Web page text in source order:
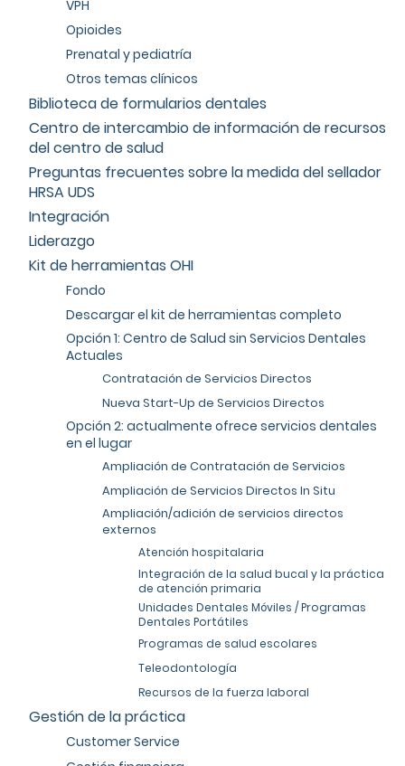
VPH
Opioides
Prenatal y pediatría
Otros temas clínicos
Biblioteca de formularios dentales
Centro de intercambio de información de recursos
del centro de salud
Preguntas frecuentes sobre la medida del sellador
HRSA UDS
Integración
Liderazgo
Kit de herramientas OHI
Fondo
Descargar el kit de herramientas completo
Opción 1: Centro de Salud sin Servicios Dentales
Actuales
Contratación de Servicios Directos
Nueva Start-Up de Servicios Directos
Opción 2: actualmente ofrece servicios dentales
en el lugar
Ampliación de Contratación de Servicios
Ampliación de Servicios Directos In Situ
Ampliación/adición de servicios directos
externos
Atención hospitalaria
Integración de la salud bucal y la práctica
de atención primaria
Unidades Dentales Móviles / Programas
Dentales Portátiles
Programas de salud escolares
Teleodontología
Recursos de la fuerza laboral
Gestión de la práctica
Customer Service